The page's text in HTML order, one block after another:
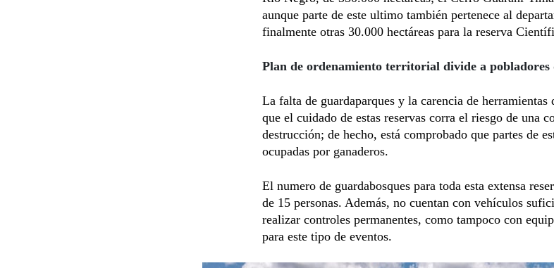
aunque parte de este ultimo también pertenece al
finalmente otras 30.000 hectáreas para la reserva
Plan de ordenamiento territorial divide a pobladores
La falta de guardaparques y la carencia de herramientas
que el cuidado de estas reservas corra el riesgo de una
destrucción; de hecho, está comprobado que partes de
ocupadas por ganaderos.
El numero de guardabosques para toda esta extensa
de 15 personas. Además, no cuentan con vehículos
realizar controles permanentes, como tampoco con
para este tipo de eventos.